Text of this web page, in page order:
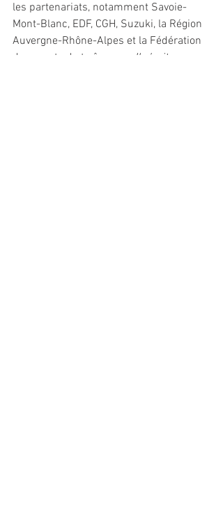
les partenariats, notamment Savoie-
Mont-Blanc, EDF, CGH, Suzuki, la Région
Auvergne-Rhône-Alpes et la Fédération
des sports de traîneau. «
Il s’agit